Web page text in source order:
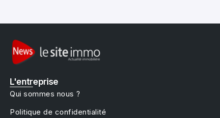
L'entreprise
Qui sommes nous ?
Politique de confidentialité